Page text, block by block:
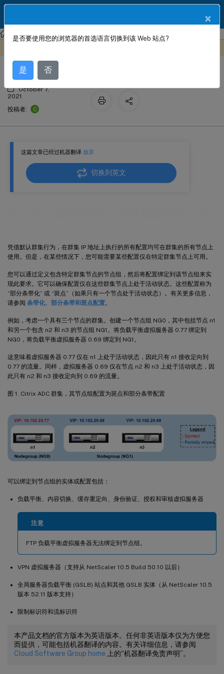
NetScaler Citrix ADC 13.0 群集
这篇文章已经过机器翻译.放弃
切换到英文
凭借默认群集行为，在群集 IP 地址上执行的所有配置均可在群集的所有节点上
使用。但是，在某些情况下，您可能需要某些配置仅在特定群集节点上可用。
您可以通过定义包含特定群集节点的节点组，然后将配置绑定到该节点组来实
现此要求。它可以确保配置仅在这些群集节点上处于活动状态。这些配置称为
“部分条带化” 或 “斑点”（如果只有一个节点处于活动状态）。有关更多信息，
请参阅 条带化、部分条带和斑点配置。
例如，考虑一个具有三个节点的群集。创建一个节点组 NG0，其中包括节点 n1
和另一个包含 n2 和 n3 的节点组 NG1。将负载平衡虚拟服务器 0.77 绑定到
NG0，将负载平衡虚拟服务器 0.69 绑定到 NG1。
这意味着虚拟服务器 0.77 仅在 n1 上处于活动状态，因此只有 n1 接收定向到
0.77 的流量。同样，虚拟服务器 0.69 仅在节点 n2 和 n3 上处于活动状态，因
此只有 n2 和 n3 接收定向到 0.69 的流量。
图 1. Citrix ADC 群集，其节点组配置为斑点和部分条带配置
可以绑定到节点组的实体或配置包括：
负载平衡、内容切换、缓存重定向、身份验证、授权和审核虚拟服务器
注意
FTP 负载平衡虚拟服务器无法绑定到节点组。
VPN 虚拟服务器（支持从 NetScaler 10.5 Build 50.10 以后）
全局服务器负载平衡 (GSLB) 站点和其他 GSLB 实体（从 NetScaler 10.5
版本 52.11 版本支持）
限制标识符和流标识符
本产品文档的官方版本为英语版本。任何非英语版本仅为方便您
而提供，可能包括机器翻译的内容。有关详细信息，请参阅
Cloud Software Group home 上的“机器翻译免责声明”。
用于斑点配置和部分条带配置的节点组
October 7,
2021
投稿者:
C
×
是否要使用您的浏览器的首选语言切换到该 Web 站点?
是 否